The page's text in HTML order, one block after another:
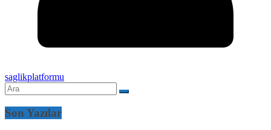
saglikplatformu
Son Yazılar